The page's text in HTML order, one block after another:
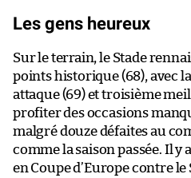
Les gens heureux
Sur le terrain, le Stade
points historique (68), avec
attaque (69) et troisième
profiter des occasions
malgré douze défaites au
comme la saison passée. Il y
en Coupe d’Europe contre